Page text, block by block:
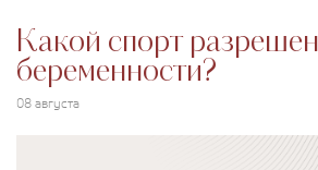
Какой спорт
беременности?
08 августа